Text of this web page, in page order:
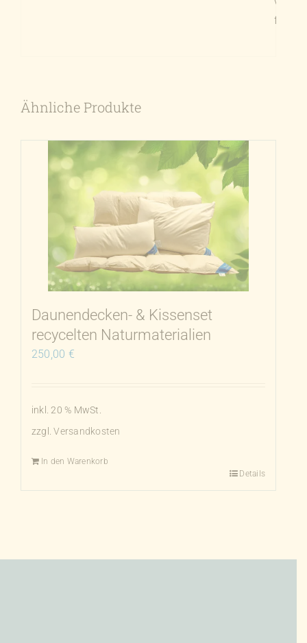
Ähnliche Produkte
Daunendecken- & Kissenset
recycelten Naturmaterialien
250,00 €
inkl. 20 % MwSt.
zzgl.Versandkosten
In den Warenkorb
Details